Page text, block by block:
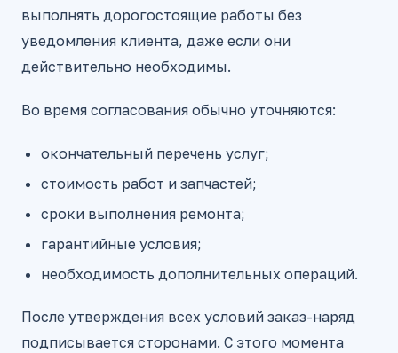
выполнять дорогостоящие работы без
уведомления клиента, даже если они
действительно необходимы.
Во время согласования обычно уточняются:
окончательный перечень услуг;
стоимость работ и запчастей;
сроки выполнения ремонта;
гарантийные условия;
необходимость дополнительных операций.
После утверждения всех условий заказ-наряд
подписывается сторонами. С этого момента